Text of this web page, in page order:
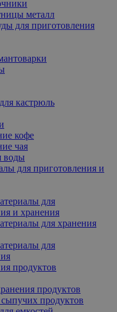
металл
для приготовления
кастрюль
кофе
чая
воды
для приготовления и
для
и хранения
для хранения
для
продуктов
продуктов
продуктов